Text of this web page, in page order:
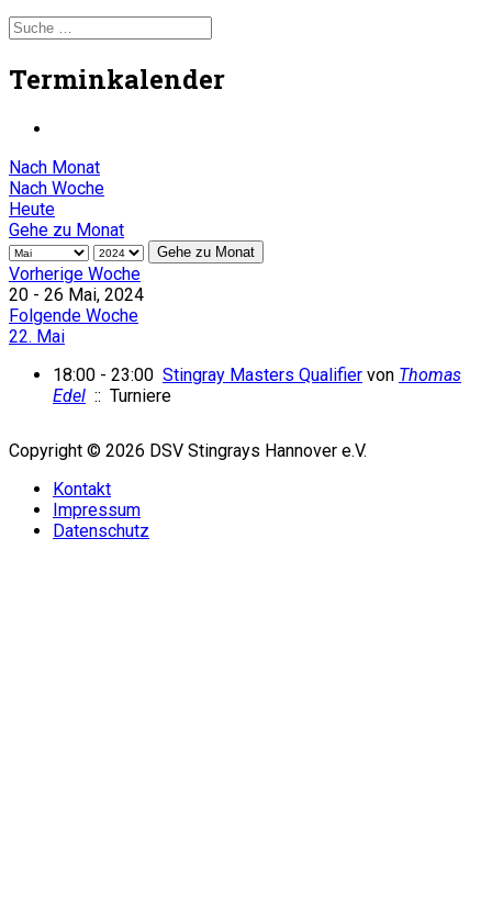
Terminkalender
Nach Monat
Nach Woche
Heute
Gehe zu Monat
Gehe zu Monat
Vorherige Woche
20 - 26 Mai, 2024
Folgende Woche
22. Mai
18:00 - 23:00 Stingray Masters Qualifier von Thomas
Edel :: Turniere
Copyright © 2026 DSV Stingrays Hannover e.V.
Kontakt
Impressum
Datenschutz